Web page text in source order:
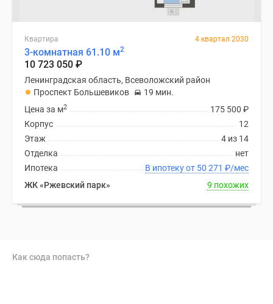
Квартира 4 квартал 2030
3-комнатная 61.10 м2
10 723 050 ₽
Ленинградская область, Всеволожский район
Проспект Большевиков
19 мин.
175 500 ₽
Цена за м2
12
Корпус
4 из 14
Этаж
нет
Отделка
В ипотеку от 50 271 ₽/мес
Ипотека
ЖК «Ржевский парк»
9 похожих
Как сюда попасть?